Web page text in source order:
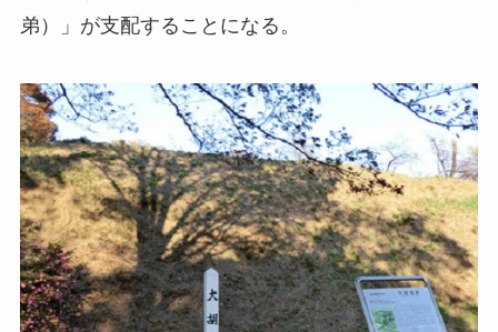
弟）」が支配することになる。